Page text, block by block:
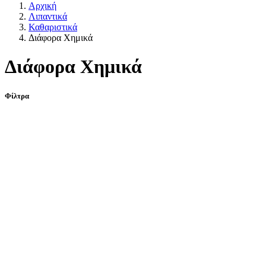
Αρχική
Λιπαντικά
Καθαριστικά
Διάφορα Χημικά
Διάφορα Χημικά
Φίλτρα